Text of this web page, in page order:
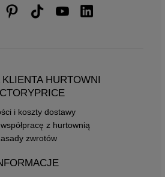
HURTOWNI
i koszty dostawy
z hurtownią
zwrotów